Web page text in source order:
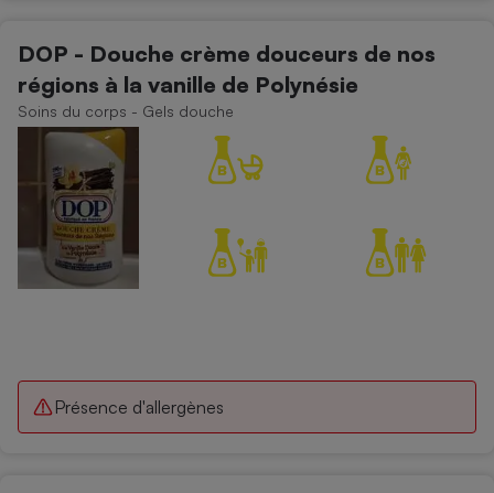
DOP - Douche crème douceurs de nos
régions à la vanille de Polynésie
Soins du corps - Gels douche
Présence d'allergènes